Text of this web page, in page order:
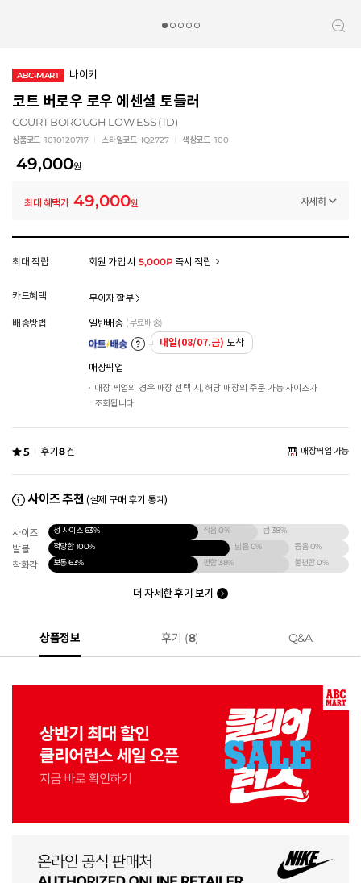
ABC-MART 나이키
코트 버로우 로우 에센셜 토들러
COURT BOROUGH LOW ESS (TD)
상품코드 1010120717 스타일코드 IQ2727 색상코드 100
49,000원
최대 혜택가 49,000원 자세히
모든 혜택이 적용된 금액으로, 실제 결제 금액과는 차이가 있을 수 있습니다.
최대 적립 회원 가입 시 5,000P즉시 적립
카드혜택 무이자 할부
배송방법 일반배송 (무료배송)
내일(08/07.금) 도착
매장픽업
매장 픽업의 경우 매장 선택 시, 해당 매장의 주문 가능 사이즈가
조회됩니다.
5 후기8건 매장픽업 가능
사이즈 추천 (실제 구매 후기 통계)
사이즈 정 사이즈63% 작음0% 큼38%
발볼 적당함100% 넓음0% 좁음0%
착화감 보통63% 편함38% 불편함0%
더 자세한 후기 보기
상품정보 후기 (8) Q&A